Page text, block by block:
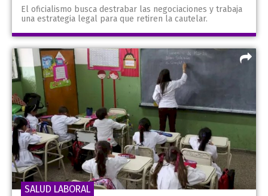
El oficialismo busca destrabar las negociaciones y trabaja
una estrategia legal para que retiren la cautelar.
SALUD LABORAL